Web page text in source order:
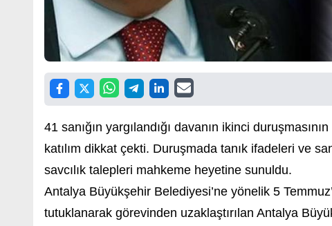
41 sanığın yargılandığı davanın ikinci
katılım dikkat çekti. Duruşmada tanık ifadeleri ve
savcılık talepleri mahkeme heyetine sunuldu.
Antalya Büyükşehir Belediyesi’ne yönelik 5
tutuklanarak görevinden uzaklaştırılan Antalya